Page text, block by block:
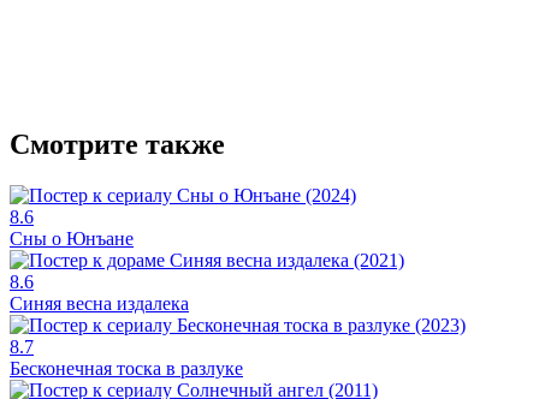
Смотрите также
8.6
Сны о Юнъане
8.6
Синяя весна издалека
8.7
Бесконечная тоска в разлуке